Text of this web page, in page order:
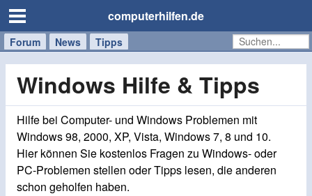
computerhilfen.de
Forum News Tipps
Handy
Windows
Mac
Windows Hilfe & Tipps
Hilfe bei Computer- und Windows Problemen mit
Windows 98, 2000, XP, Vista, Windows 7, 8 und 10.
Hier können Sie kostenlos Fragen zu Windows- oder
PC-Problemen stellen oder Tipps lesen, die anderen
schon geholfen haben.